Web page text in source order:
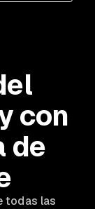
con
de
todas las